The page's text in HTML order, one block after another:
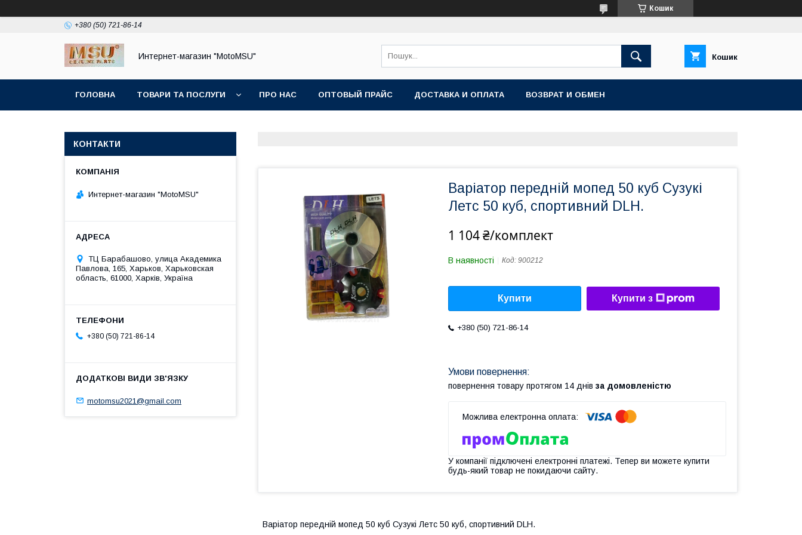
Кошик
+380 (50) 721-86-14
Интернет-магазин "MotoMSU" Кошик
ГОЛОВНА ТОВАРИ ТА ПОСЛУГИ ПРО НАС ОПТОВЫЙ ПРАЙС ДОСТАВКА И ОПЛАТА ВОЗВРАТ И ОБМЕН
Варіатор передній мопед 50 куб Сузукі
Летс 50 куб, спортивний DLH.
1 104 ₴/комплект
В наявності Код: 900212
Купити Купити з
+380 (50) 721-86-14
повернення товару протягом 14 днів за домовленістю
У компанії підключені електронні платежі. Тепер ви можете купити
будь-який товар не покидаючи сайту.
Варіатор передній мопед 50 куб Сузукі Летс 50 куб, спортивний DLH.
КОНТАКТИ
Интернет-магазин "MotoMSU"
ТЦ Барабашово, улица Академика
Павлова, 165, Харьков, Харьковская
область, 61000, Харків, Україна
+380 (50) 721-86-14
motomsu2021@gmail.com